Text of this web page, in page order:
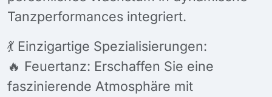
Tanzperformances integriert.
💃 Einzigartige Spezialisierungen:
🔥 Feuertanz: Erschaffen Sie eine
faszinierende Atmosphäre mit